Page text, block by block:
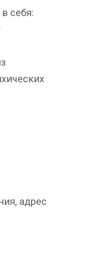
себя:
адрес